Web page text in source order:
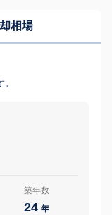
相場
築年数
24 年